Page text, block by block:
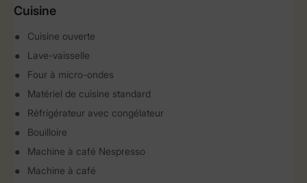
Cuisine
Cuisine ouverte
Lave-vaisselle
Four à micro-ondes
Matériel de cuisine standard
Réfrigérateur avec congélateur
Bouilloire
Machine à café Nespresso
Machine à café